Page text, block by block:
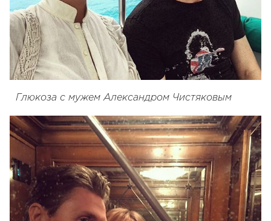
Глюкоза с мужем Александром Чистяковым